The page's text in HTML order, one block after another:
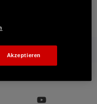
Akzeptieren